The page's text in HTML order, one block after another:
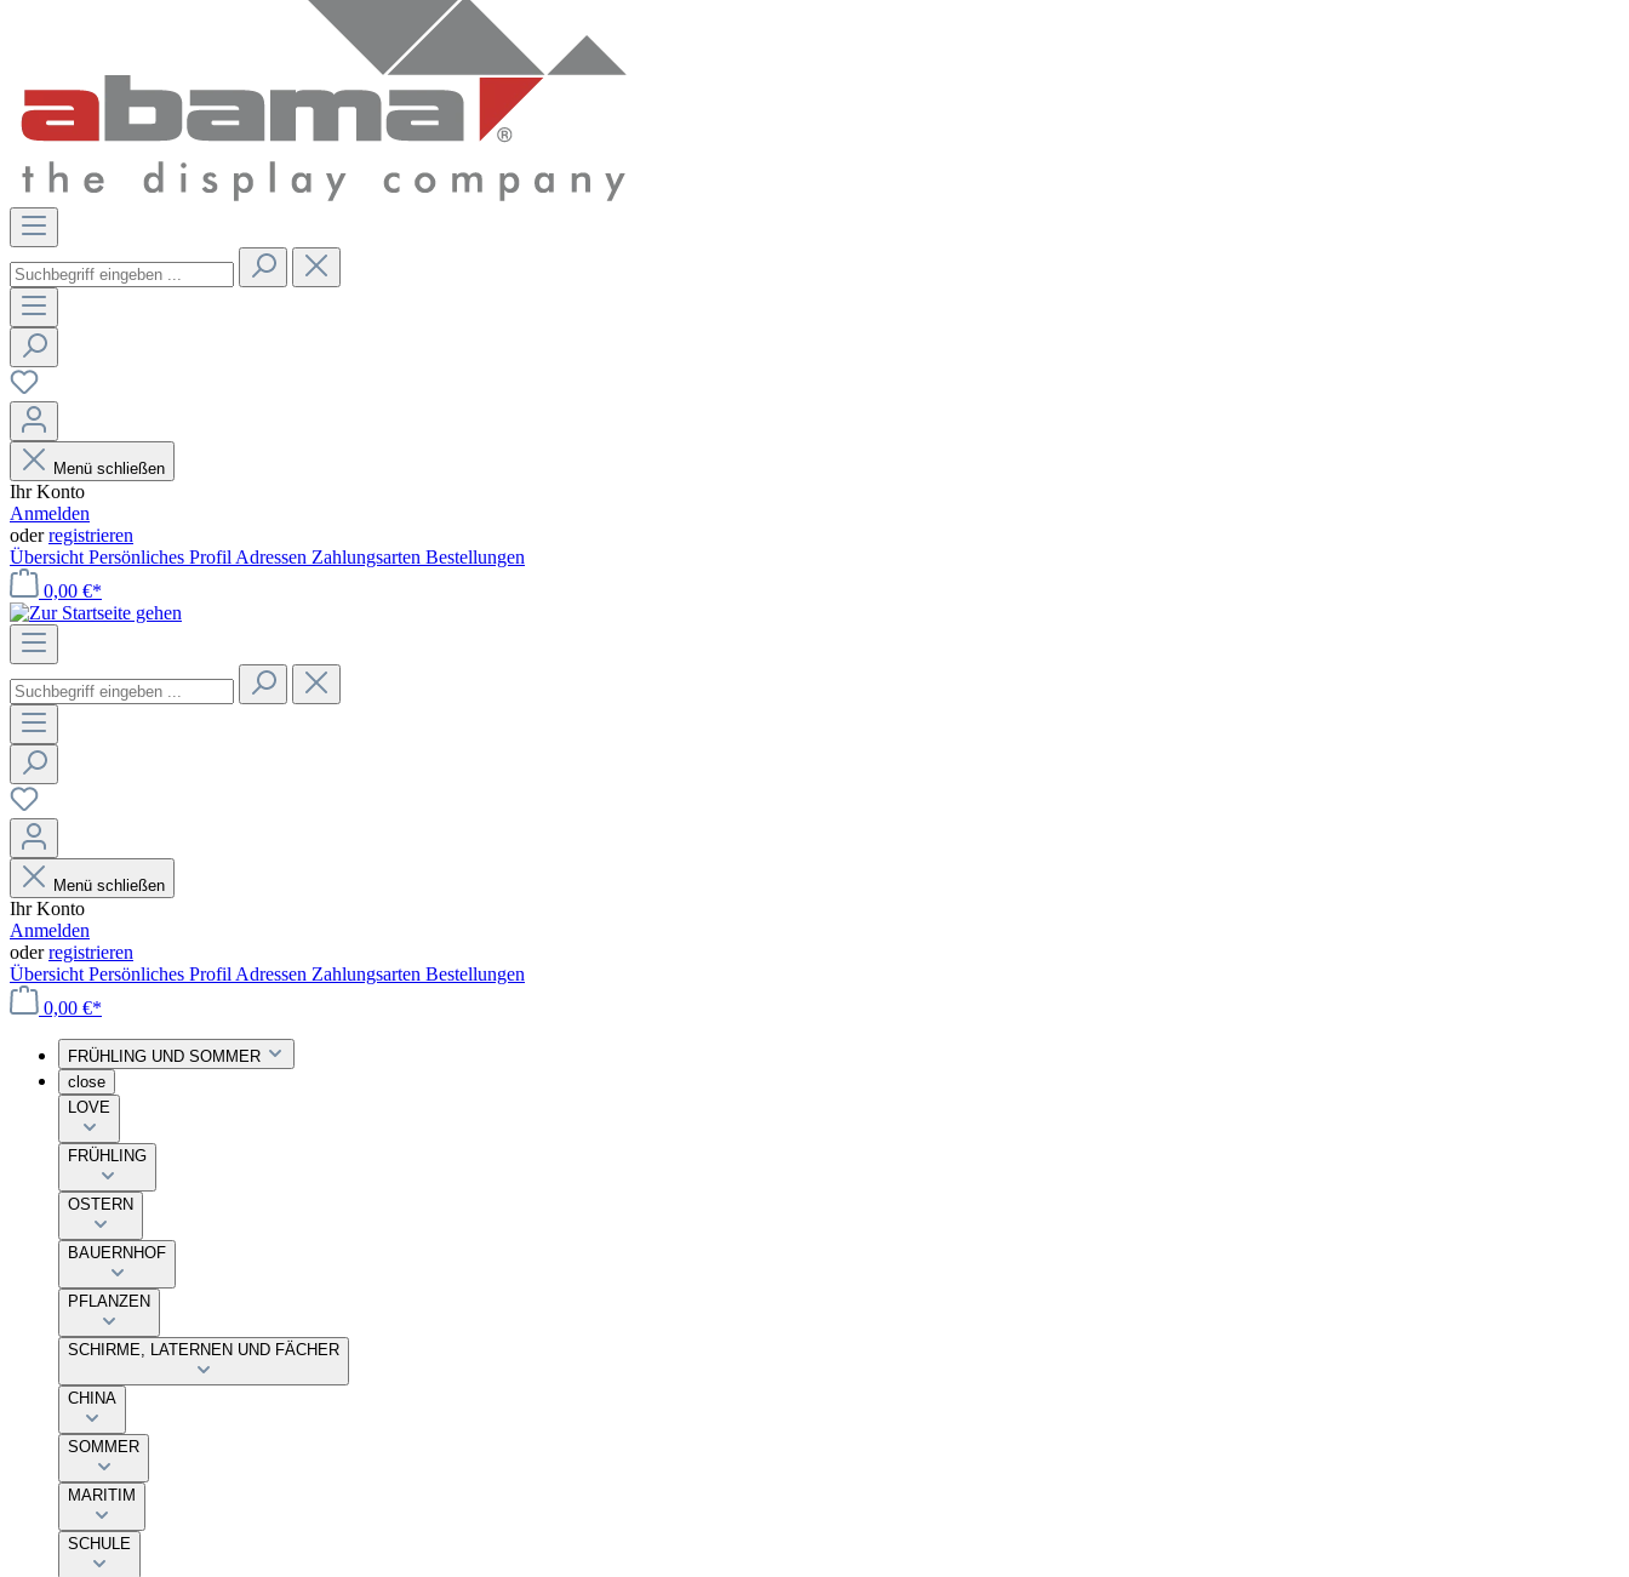
Menü schließen
Ihr Konto
Anmelden
oderregistrieren
Übersicht Persönliches Profil Adressen Zahlungsarten Bestellungen
0,00 €*
Menü schließen
Ihr Konto
Anmelden
oderregistrieren
Übersicht Persönliches Profil Adressen Zahlungsarten Bestellungen
0,00 €*
FRÜHLING UND SOMMER
close
LOVE
FRÜHLING
OSTERN
BAUERNHOF
PFLANZEN
SCHIRME, LATERNEN UND FÄCHER
CHINA
SOMMER
MARITIM
SCHULE